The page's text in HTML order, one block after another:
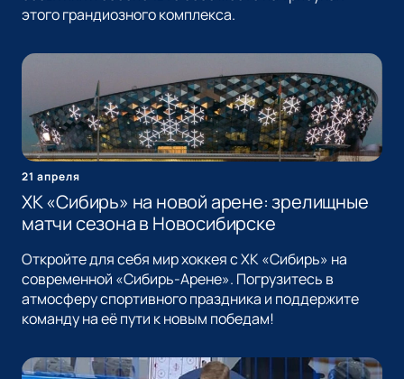
этого грандиозного комплекса.
21 апреля
ХК «Сибирь» на новой арене: зрелищные
матчи сезона в Новосибирске
Откройте для себя мир хоккея с ХК «Сибирь» на
современной «Сибирь-Арене». Погрузитесь в
атмосферу спортивного праздника и поддержите
команду на её пути к новым победам!